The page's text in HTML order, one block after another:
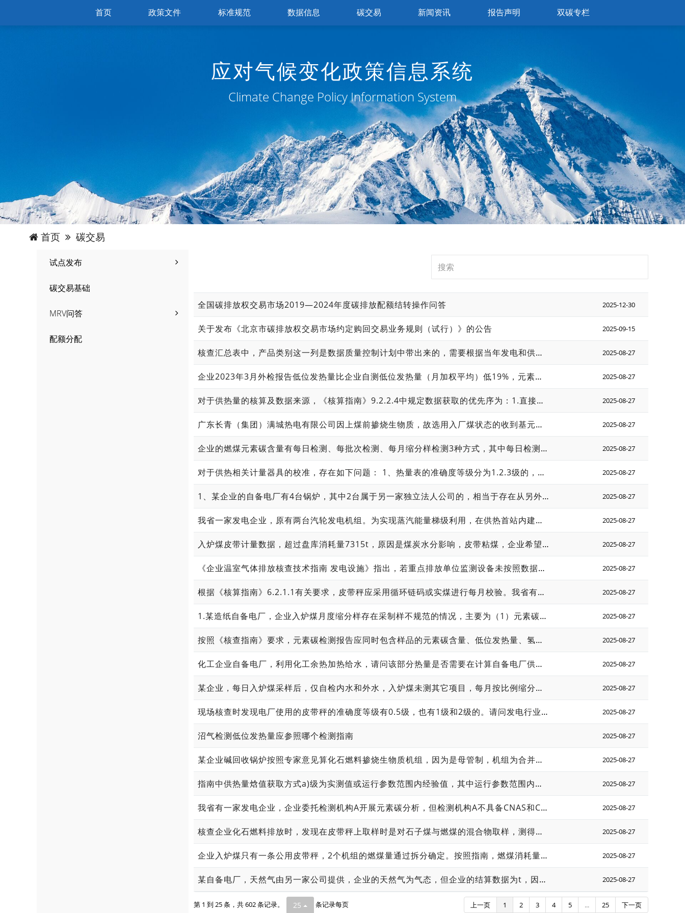
首页 政策文件 标准规范 数据信息 碳交易 新闻资讯 报告声明 双碳专栏
应对气候变化政策信息系统
Climate Change Policy Information System
首页 碳交易
试点发布
碳交易基础
MRV问答
配额分配
全国碳排放权交易市场2019—2024年度碳排放配额结转操作问答 2025-12-30
关于发布《北京市碳排放权交易市场约定购回交易业务规则（试行）》的公告 2025-09-15
核查汇总表中，产品类别这一列是数据质量控制计划中带出来的，需要根据当年发电和供热实际情况重新选吗？有供热量的选热电联产，没有供热量的选纯凝发电，有的电厂，去年没有供热需求，选的纯凝发电，第二年有供热了，就要改成热电联产吗？ 2025-08-27
企业2023年3月外检报告低位发热量比企业自测低位发热量（月加权平均）低19%，元素碳比前后月份低约23%。企业自查并对比前后月份入炉煤和入厂煤自测低位发热量数据都没发现问题，采制样缩分记录齐全，且煤供应商和煤质未发生变化，这种情况下企业3月外检报告元素碳是否可以采信，3月低位发热量和元素碳应该怎么取值？ 2025-08-27
对于供热量的核算及数据来源，《核算指南》9.2.2.4中规定数据获取的优先序为：1.直接计量的热量数据，优先采用热源侧计量数据；2.结算凭证上的数据。《核查指南》中规定，对于有汽轮机间接供热，且无蒸汽计量装置的，供热量可由热网循环水供水、回水、补水及热网加热器效率折算得出。 我省一企业，为汽轮机间接供热，且无蒸汽计量，仅在换热站出口处安装热表对热量进行计量，请问是按照《核算指南》中，直接使用计量数据，还是可以按照《核查指南》中由换热器换热效率折算得到。 2025-08-27
广东长青（集团）满城热电有限公司因上煤前掺烧生物质，故选用入厂煤状态的收到基元素碳，企业每个月集中从2-3个供应商处签定购煤合同，每日通过货车将不同供应商的煤样送入厂内，在煤仓将不同供应商的煤样分别存放。企业取样测定收到基元素碳的方式为：每月针对不同供应商取样一次，在厂内煤仓即将装满前，从煤仓内针对不同供应商分别取煤样，送CNAS机构分开检测煤样，而非从每月每辆入厂车的煤取样，制作月缩分送检，存在某一供应商某一批次煤跨月运送至厂内的情况（如当月取样的煤样，可能是上月的入厂煤）。而企业测定的收到基水分为：每辆入厂车的煤都取样检测。请问此种方式检测的收到基元素碳含量能否采信？如采信，与企业自测的收到基水分如何对应？ 2025-08-27
企业的燃煤元素碳含量有每日检测、每批次检测、每月缩分样检测3种方式，其中每日检测与每月缩分样检测均需每日入炉煤样品，企业无入炉煤计量，故只能采用每批次检测。企业每4至7车取一次样，混合后以每月为1批次的原则将入厂煤送外检。核查机构现场发现1个月内，存在1至4个供应商，且同一供应商入厂煤有隔日进场的不连续情况，入厂煤按每月为1批的原则选取与企业实际情况不符，无法获得月度加权平均元素碳含量。请问企业的燃煤元素碳含量选取每月1批次可否被接受？ （若被接受，可直接用企业实测值计算结果。若不被接受，采用燃煤低位热值*单位热值含碳量计算元素碳含量。燃煤热值企业自测，单位热值含碳量取指南默认值取0.03085tC/GJ。燃煤低位热值检测见问题796） 2025-08-27
对于供热相关计量器具的校准，存在如下问题： 1、热量表的准确度等级分为1.2.3级的，如果未做校准或延迟校准，其计量出来的数据，如何处理？ 2、对于蒸汽主管道安装流量计，由于管道直径较大或由于全年运行，所安装的计量表无法拆表校准，其计量出来的数据，如何处理？ 2025-08-27
1、某企业的自备电厂有4台锅炉，其中2台属于另一家独立法人公司的，相当于存在从另外一家独立法人外购蒸汽用于发电的情况，个别月份存在外购热量大于外供热量，导致供热量和供热比为负数，往年处理方式为直接以负数计，但是存在一个问题是年报年度数据包括了外购为负数的部分，供热比计算不准确。是否需要单独刨除外购热计算，该计算方式系统填报不支持；或者是否通过自己锅炉和外购锅炉的产气对发电量和供热量进行拆分，这样子可以规避负数的问题，但是该处理方式与往年不一致，且对配额影响会较大。 2、某企业的自备电厂，企业2022年是全年采用入厂煤量来核查的。2023年核查后，省工作组要求企业2023年1-4月采用入厂煤来填报，5-12进行整改，采用入炉煤数据来填报；2024年核查时，鼎丰纸业的入炉煤皮带秤数据偏差过大，甚至存在皮带秤的量大于入场煤的量。因为企业基本上是用多少煤买多少煤，所以企业仍采用盘库数据计算月度耗煤量，计算方法如下：月初盘库量+外购量-月末盘库量=得到全月的耗煤量。此外电厂每日入炉煤煤量是通过产热量反推出来，月缩分样是按照反推回来的上煤量进行缩分的外委检测得。 如严格按照指南要求按皮带秤计量煤量进行计算的话，存在几个问题：①企业掺烧生物质的热量占比为负数，可按照0来算（按照企业的方法算也是小于10的）②存在皮带秤的量大于入场煤+煤库存的量③月缩分样比例不符合要求。 请问怎么解决？ 2025-08-27
我省一家发电企业，原有两台汽轮发电机组。为实现蒸汽能量梯级利用，在供热首站内建设 3台12MW背压汽轮发电机。新建背压机组采用原有的#1、#2汽轮机中压缸抽汽进行发电供热。 问题1： 3台12MW背压机组是否应纳入核查边界？ 问题2： 因3台背压汽轮发电机组汽源取至原有机组中压缸排汽，因此3台背压机组的发电量、供热量是应计入原有#1、#2机组发电量、供热量中，还是3台机组计算自身的发电量供热量。 如计入原有#1、#2机组中，3台背压机组运行小时数如何处理。 如不计入原有机组中，由于3台背压机组利用原有机组排汽发电供热，没有化石燃料消耗量，那么排放量如何计算？是否是无排放量？还是与原有2台机组合并填报。 2025-08-27
入炉煤皮带计量数据，超过盘库消耗量7315t，原因是煤炭水分影响，皮带粘煤，企业希望能将原来入炉煤改为入厂煤盘库消耗量。查看企业22年度初版质控计划，采用入炉煤计量，22年度核查结论也是以入炉煤计量数据。 2025-08-27
《企业温室气体排放核查技术指南 发电设施》指出，若重点排放单位监测设备未按照数据质量控制计划进行校准，核查组采用保守的方式确定活动数据和生产数据，保守处理时会涉及监测频次和规定准确度的确认。但目前《企业温室气体排放核算与报告指南 发电设施》中除了对“燃煤消耗量”明确规定了相关监测设备的准确度，其余活动数据（燃油/燃气消耗量/外购电量）和生产数据（发电量/供热量）相关的计量设备均未明确提出准确度要求。请问是否可以认为对除燃煤消耗量以外的参数相关监测设备的准确度不做要求？如果有具体要求，参照的又是什么标准？是按GB/T 21369 《火力发电企业能源计量器具配备和管理要求》来确定相关准确度要求吗？ 2025-08-27
根据《核算指南》6.2.1.1有关要求，皮带秤应采用循环链码或实煤进行每月校验。我省有企业存在如下情况： 1.皮带秤每季度送外进行校准，2023年度全年在校准有效期内，并有校准报告；正常生产时每天进行皮带秤自校（非链码），但每月未开展实煤或链码校验； 2.皮带秤每月使用挂码进行校验，符合《GB/T 7721连续累计自动衡器（皮带秤）》中“9.3.1 采用挂码、链码等模拟载荷装置模拟物料通过皮带的方式进行的试验”有关要求，符合《核查指南》中6.2.1.3有关要求。 请问以上情况，皮带秤计量数据是否可以采信（不按照《核查指南》进行保守性处理）？ 2025-08-27
1.某造纸自备电厂，企业入炉煤月度缩分样存在采制样不规范的情况，主要为（1）元素碳制样粒径不是0.2mm，第三方检测单位要求企业寄送原始煤样，并表示二次制样测元素碳，不会影响元素碳检测精度。（2）月度缩分样无交接流转记录，企业无纸质交接流转记录，但有每月寄送缩分样的快递单号和热电部门的快递申请流程。其检测频次及检测单位的资质均满足要求，也有正比入炉煤的记录，但现场访问中发现实际缩分样制备未称量每日样品量。（3）将入厂煤（热值检测比较规范）方式统计出的化石燃料消耗热量，与月度缩分样热值（根据元素碳外检报告进行换算）统计结果进行比对，二者偏差为百分之一以内。经过比对分析，送检的月度缩分样整体代表性较好，偏差率在合理范围。此种情况下，企业的元素碳外检报告，是否可以采纳？ 2.若元素碳不认可，但同时企业入炉煤按照GB212对入炉煤热值开展自测，实验室现有检测设备的配备无法满足GB213的相关要求。企业入厂煤有结算取样、外检且入厂煤的热值检测符合要求，外检入厂煤热值与入炉煤检测热值偏差1%以内，在企业不具备入炉煤检测条件（检测设备配备不足）的情况下，核算碳排放时可否采用入厂煤的热值检测结果？若采用元素碳和热值双缺省值严重偏离企业真实排放情况，是否可以采用入厂煤热值以及缺省单位热值含碳量计算，与企业实际情况比较吻合。 2025-08-27
按照《核查指南》要求，元素碳检测报告应同时包含样品的元素碳含量、低位发热量、氢含量、全硫、水分等参数的检测结果。我省部分企业在2023年初（多数为1-3月），元素碳检测报告仅包含元素碳、氢、水分项目，缺乏低位发热量与全硫数据的检测，其他均符合指南要求，请问涉及月份的检测报告是否可被认可？ 2025-08-27
化工企业自备电厂，利用化工余热加热给水，请问该部分热量是否需要在计算自备电厂供热量中扣除？ 2025-08-27
某企业，每日入炉煤采样后，仅自检内水和外水，入炉煤未测其它项目，每月按比例缩分制得月度缩分样，送外部检验。月度缩分样管理现场核查存在以下不规范： 1）企业提供的《XXX公司 采样操作手册》，手册为入厂煤采样方法，不涉及入炉煤采样内容，无入炉煤采用方案； 2）企业每日入炉煤采用人工采样，每天三个班次固定时间采用铁铲铲1500g，采样量和采样频次不完全符合GB/T475人工采样标准要求； 3）企业提供了 2023 年度每月月度综合样的制样记录，制样按照每日入炉煤比例缩分后制得月度综合样。企业提供了 2023 年全年月度综合样寄样的快递单号、送样台账、付款凭证，证据链完整。 4）技术工作组现场查阅了入炉煤制样设备放置处，为一楼梯转角，无单独房间，设备未放置在不锈钢板上，无筛网，不符合GB/T474 标准要求； 5）现场查看企业全水检测房间，采用两步法，但做完外水后需进一步制样，实验室仅一把锤子，无筛网，做内水的样品通过肉眼判断粒径； 6）技术工作组现场查看了 2023 年月度综合样的留样，采用透明玻璃罐存放在某一配电房中，无标签标识，无法辨认是否为2023年月度缩分样。 请问根据以上情况，该企业月度缩分样元素碳含量是否可以采用？如不能采用，由于企业未每日实测月度缩分样，是否可以采用入厂煤低位发热量和单位热值含碳量缺省值进行排放量计算？ 2025-08-27
现场核查时发现电厂使用的皮带秤的准确度等级有0.5级，也有1级和2级的。请问发电行业对入炉煤计量皮带秤是否有最低准确度等级的要求？ 2025-08-27
沼气检测低位发热量应参照哪个检测指南 2025-08-27
某企业碱回收锅炉按照专家意见算化石燃料掺烧生物质机组，因为是母管制，机组为合并填报，但是燃煤锅炉和碱回收锅炉的锅炉效率不一致，在计算掺烧比和填报企业年报时应该怎样处理？ 2025-08-27
指南中供热量焓值获取方式a)级为实测值或运行参数范围内经验值，其中运行参数范围内经验值应如何进行判断？1. 可否根据往年某一时段内的实测值进行沿用； 2. 可否根据某一个机组正常工况下做的测试数据进行确认（不是每年每个机组都做测试）； 3. 是否在设计值范围内（不大于设计值）的都可以认定。 2025-08-27
我省有一家发电企业，企业委托检测机构A开展元素碳分析，但检测机构A不具备CNAS和CMA认可的检测资质，因此检测机构A将样品委托给检测机构B和检测机构C进行检测（检测机构B和C分别具有相应的检测资质），由检测机构B出具水分、低位发热量、全硫、灰分挥发分固定碳等的分析结论；由检测机构C出具干燥基含碳量和干燥基氢含量的分析结论。最后检测机构A将检测机构B和C的结论写于自家出具的报告中。请问该情况下能否采用检测机构A中相关数据核算企业收到基元素碳含量？ 2025-08-27
核查企业化石燃料排放时，发现在皮带秤上取样时是对石子煤与燃煤的混合物取样，测得的热值也是石子煤与燃煤的混合物的热值。 现场核查后，企业告知石子煤与燃煤的混合物在给煤机处进行筛分，只有燃煤入炉，无法磨碎的石子煤在给煤机处筛出后最终未入炉（有外售发票）。企业认为燃煤消耗量应减去石子煤消耗量。 核查组认为企业在皮带秤上取样时，燃料状态为石子煤与燃煤的混合物且未单独对石子煤和燃煤进行检测，无水分、低位发热量及元素碳等相关材料。 (1)若企业能证明给煤机确实筛出石子煤，能否进行扣除？ (2)若能扣除，入炉量（仅燃煤）和入炉煤热值（石子煤与燃煤的混合物）不匹配，如何扣除？是否有石子煤的元素碳含量及低位发热量缺省值？ 2025-08-27
企业入炉煤只有一条公用皮带秤，2个机组的燃煤量通过拆分确定。按照指南，燃煤消耗量应按照汽轮机进汽量比例进行拆分。企业称进汽量计量不准，计量设施难以校准，目前采用如下方式拆分：①企业通过反算法计算得到各机组供热媒耗。②各机组有单独计量供热量，以各机组日供热量、月度平均供热煤耗、日入炉煤低位热值计算获得各机组日供热原煤量。③机组日升煤总量扣除各机组日供热用煤后，以各机组日发电量为权重，拆分发电用煤。④各机组日供热用煤和发电用煤加和，即得到机组日用煤量。请问以上拆分方式是否可行？是否需要整改？ 2025-08-27
某自备电厂，天然气由另一家公司提供，企业的天然气为气态，但企业的结算数据为t，因检测报告未体现检测标准，最终的单位热值含碳量和低位发热量采用缺省值。 问题：全国碳市场（自备电厂），企业的天然气计算时，应该采用液化天然气（t，氧化率采用98%）还是天然气（需要将 t 转换为 万m³，密度如何取值？ ，氧化率采用99%），具体应该采用哪一种？ 2025-08-27
第 1 到 25 条，共 602 条记录。 25 条记录每页 上一页 1 2 3 4 5 ... 25 下一页